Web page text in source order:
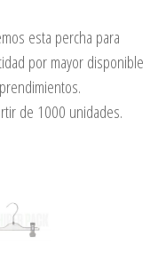
esta percha para
por mayor disponible
de 1000 unidades.